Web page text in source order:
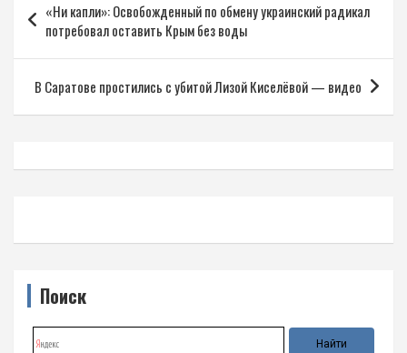
по
записям
«Ни капли»: Освобожденный по обмену украинский радикал
потребовал оставить Крым без воды
В Саратове простились с убитой Лизой Киселёвой — видео
Поиск